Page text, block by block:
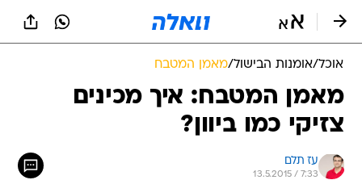
אוכל/אומנות הבישול/מאמן המטבח
מאמן המטבח: איך מכינים
צזיקי כמו ביוון?
עז תלם
13.5.2015 / 7:33